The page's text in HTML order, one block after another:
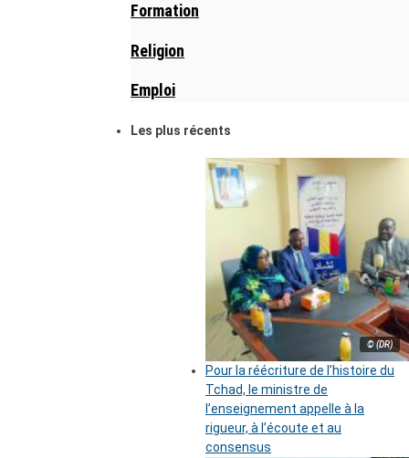
Formation
Religion
Emploi
Les plus récents
© (DR)
Pour la réécriture de l’histoire du
Tchad, le ministre de
l’enseignement appelle à la
rigueur, à l’écoute et au
consensus